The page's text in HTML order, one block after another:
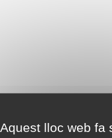
Aquest lloc web fa